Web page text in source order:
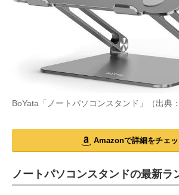
BoYata「ノートパソコンスタンド」（出典：
Amazonで詳細をチェ
ノートパソコンスタンドの最新ラ